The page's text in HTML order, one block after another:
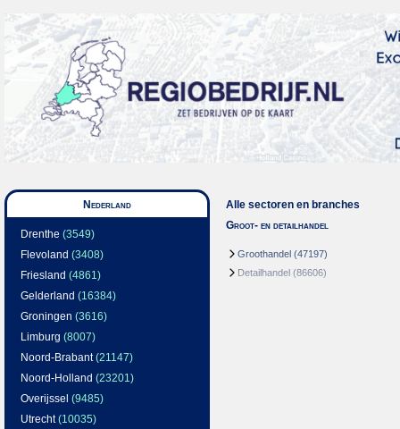
Nederland
Drenthe (3549)
Flevoland (3408)
Friesland (4861)
Gelderland (16384)
Groningen (3616)
Limburg (8007)
Noord-Brabant(21147)
Noord-Holland (23201)
Overijssel (9485)
Utrecht(10035)
Alle sectoren en branches
Groot- en detailhandel
Groothandel (47197)
Detailhandel (86606)